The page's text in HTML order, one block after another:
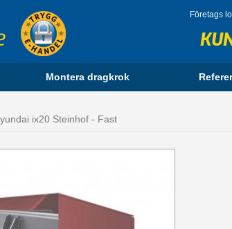
Företags
Montera dragkrok
ix20 Steinhof - Fast